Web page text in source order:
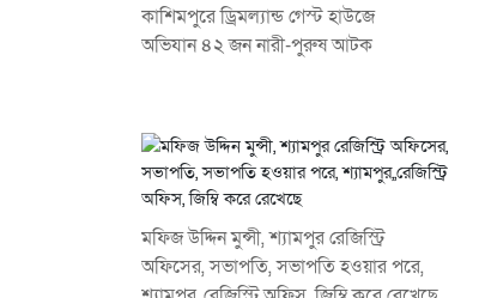
কাশিমপুরে ড্রিমল্যান্ড গেস্ট হাউজে
অভিযান ৪২ জন নারী-পুরুষ আটক
মফিজ উদ্দিন মুন্সী, শ্যামপুর রেজিস্ট্রি
অফিসের, সভাপতি, সভাপতি হওয়ার পরে,